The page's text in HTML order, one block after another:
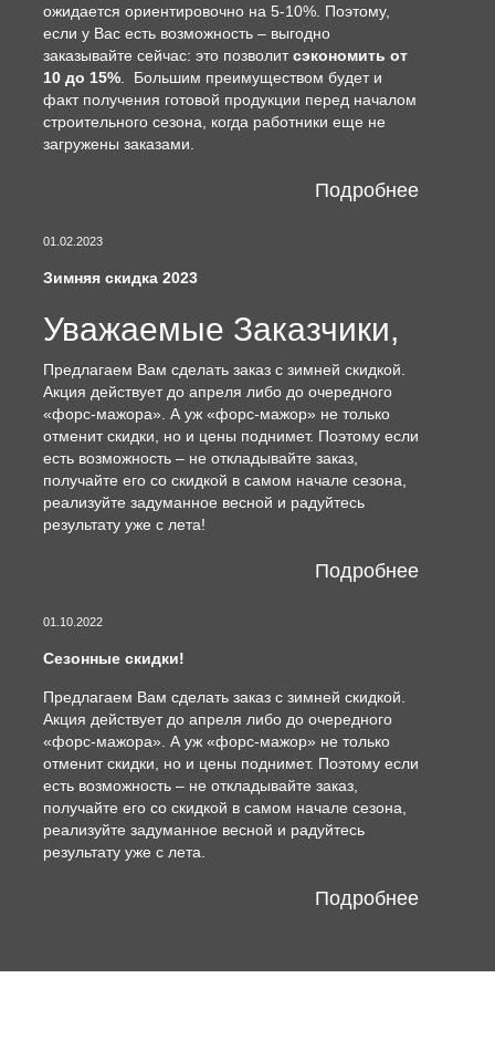
ожидается ориентировочно на 5-10%. Поэтому,
если у Вас есть возможность – выгодно
заказывайте сейчас: это позволитсэкономить от
10 до 15% . Большим преимуществом будет и
факт получения готовой продукции перед началом
строительного сезона, когда работники еще не
загружены заказами.
Подробнее
01.02.2023
Зимняя скидка 2023
Уважаемые Заказчики,
Предлагаем Вам сделать заказ с зимней скидкой.
Акция действует до апреля либо до очередного
«форс-мажора». А уж «форс-мажор» не только
отменит скидки, но и цены поднимет. Поэтому если
есть возможность – не откладывайте заказ,
получайте его со скидкой в самом начале сезона,
реализуйте задуманное весной и радуйтесь
результату уже с лета!
Подробнее
01.10.2022
Сезонные скидки!
Предлагаем Вам сделать заказ с зимней скидкой.
Акция действует до апреля либо до очередного
«форс-мажора». А уж «форс-мажор» не только
отменит скидки, но и цены поднимет. Поэтому если
есть возможность – не откладывайте заказ,
получайте его со скидкой в самом начале сезона,
реализуйте задуманное весной и радуйтесь
результату уже с лета.
Подробнее